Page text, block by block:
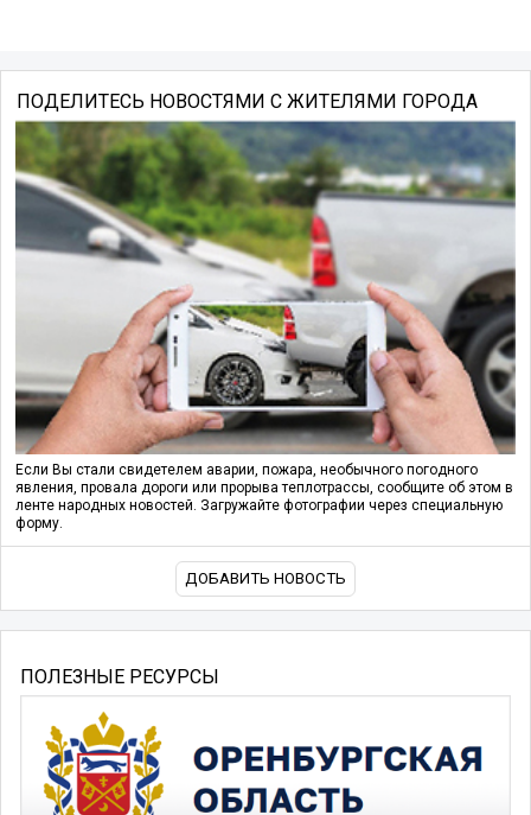
ПОДЕЛИТЕСЬ НОВОСТЯМИ С ЖИТЕЛЯМИ ГОРОДА
Если Вы стали свидетелем аварии, пожара, необычного погодного
явления, провала дороги или прорыва теплотрассы, сообщите об этом в
ленте народных новостей. Загружайте фотографии через специальную
форму.
ДОБАВИТЬ НОВОСТЬ
ПОЛЕЗНЫЕ РЕСУРСЫ